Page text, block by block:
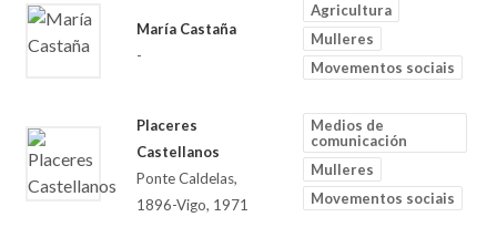
María Castaña
-
Agricultura
Mulleres
Movementos sociais
Placeres
Castellanos
Ponte Caldelas,
1896-Vigo, 1971
Medios de
comunicación
Mulleres
Movementos sociais